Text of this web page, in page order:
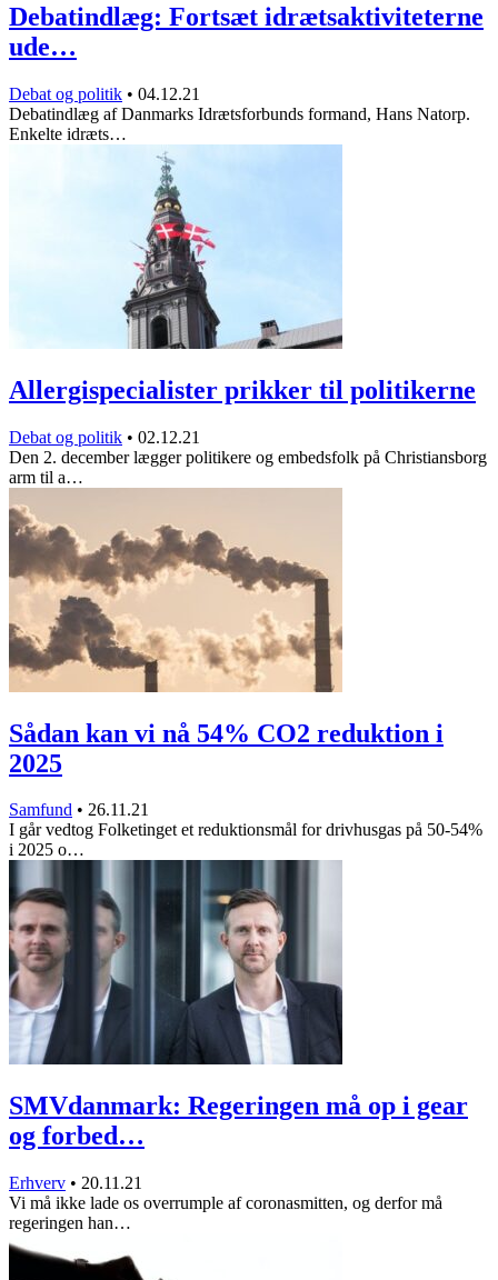
Debatindlæg: Fortsæt idrætsaktiviteterne
ude…
Debat og politik • 04.12.21
Debatindlæg af Danmarks Idrætsforbunds formand, Hans Natorp.
Enkelte idræts…
Allergispecialister prikker til politikerne
Debat og politik • 02.12.21
Den 2. december lægger politikere og embedsfolk på Christiansborg
arm til a…
Sådan kan vi nå 54% CO2 reduktion i
2025
Samfund • 26.11.21
I går vedtog Folketinget et reduktionsmål for drivhusgas på 50-54%
i 2025 o…
SMVdanmark: Regeringen må op i gear
og forbed…
Erhverv • 20.11.21
Vi må ikke lade os overrumple af coronasmitten, og derfor må
regeringen han…